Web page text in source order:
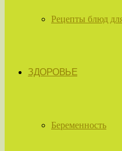
Рецепты блюд
ЗДОРОВЬЕ
Беременность